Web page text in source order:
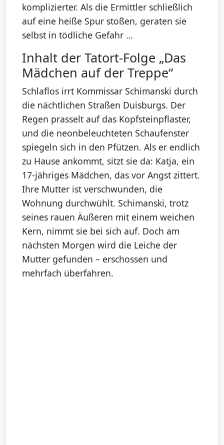
komplizierter. Als die Ermittler schließlich
auf eine heiße Spur stoßen, geraten sie
selbst in tödliche Gefahr …
Inhalt der Tatort-Folge „Das
Mädchen auf der Treppe“
Schlaflos irrt Kommissar Schimanski durch
die nächtlichen Straßen Duisburgs. Der
Regen prasselt auf das Kopfsteinpflaster,
und die neonbeleuchteten Schaufenster
spiegeln sich in den Pfützen. Als er endlich
zu Hause ankommt, sitzt sie da: Katja, ein
17-jähriges Mädchen, das vor Angst zittert.
Ihre Mutter ist verschwunden, die
Wohnung durchwühlt. Schimanski, trotz
seines rauen Äußeren mit einem weichen
Kern, nimmt sie bei sich auf. Doch am
nächsten Morgen wird die Leiche der
Mutter gefunden – erschossen und
mehrfach überfahren.